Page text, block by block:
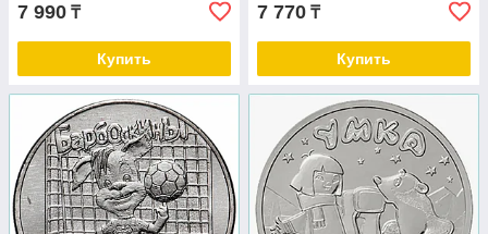
7 990 ₸
Купить
7 770 ₸
Купить